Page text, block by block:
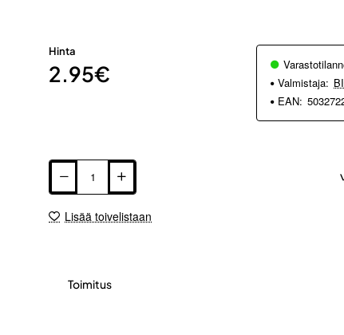
Hinta
2.95€
Valmistaja:
EAN:
Lisää toivelistaan
Toimitus